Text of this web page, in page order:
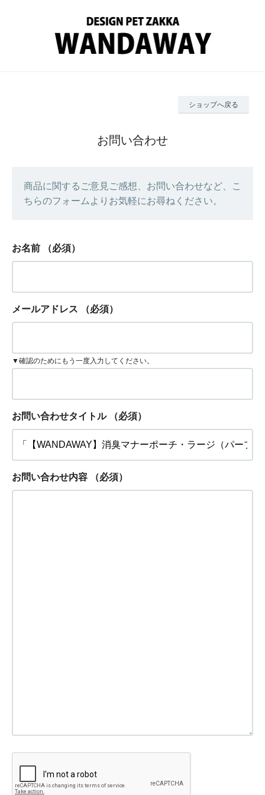
ショップへ戻る
お問い合わせ
商品に関するご意見ご感想、お問い合わせなど、こ
ちらのフォームよりお気軽にお尋ねください。
お名前 （必須）
メールアドレス （必須）
▼確認のためにもう一度入力してください。
お問い合わせタイトル （必須）
お問い合わせ内容 （必須）